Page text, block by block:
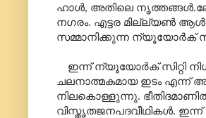
ഹാൾ, അതിലെ
നഗരം. എട്ടര മില്ല്യൺ
സമ്മാനിക്കുന്ന ന്യൂയോർക്
ഇന്ന് ന്യൂയോർക് സിറ്റി
ചലനാത്മകമായ ഇടം എന്ന്
നിലകൊള്ളുന്നു.
വിസ്തൃതജനപദവീഥികൾ.